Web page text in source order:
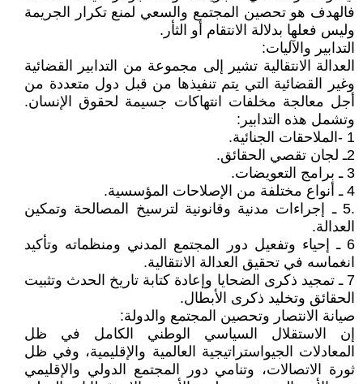
فالهدف هو تحصين المجتمع والسعي لمنع تكرار الجريمة
وليس فعلها بدلالة الانتقام أو الثأر.
التدابير والآليات:
العدالة الانتقالية تشير إلى مجموعة من التدابير القضائية
وغير القضائية التي يتم تنفيذها من قبل دول متعددة من
أجل معالجة مخلفات انتهاكات جسيمة لحقوق الإنسان.
وتشمل هذه التدابير:
1 -الملاحقات الجنائية.
2ـ لجان تقصي الحقائق.
3 ـ برامج التعويضات.
4 ـ أنواع مختلفة من الإصلاحات المؤسسية.
.5 ـ إجراءات مدنية وقانونية لترسيخ المصالحة وتمكين
العدالة.
6 ـ إحياء وتفعيل دور المجتمع المدني ومنظماته وتأكيد
انغماسه في تحقيق العدالة الانتقالية.
7 ـ تمجيد ذكرى الضحايا وإعادة كتابة تاريخ الحدث وتثبيت
الحقائق وتخليد ذكرى الأبطال.
صيانة الانتصار وتحصين المجتمع والدولة:
إن الاستقلال السياسي الوطني الكامل في ظل
المعادلات الجيواستراتيجية العالمية والإقليمية، وفي ظل
ثورة الاتصالات، وتنامي دور المجتمع الدولي والإقليمي